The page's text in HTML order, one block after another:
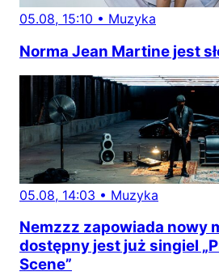
05.08, 15:10 • Muzyka
Norma Jean Martine jest
05.08, 14:03 • Muzyka
Nemzzz zapowiada nowy
dostępny jest już singiel
Scene”